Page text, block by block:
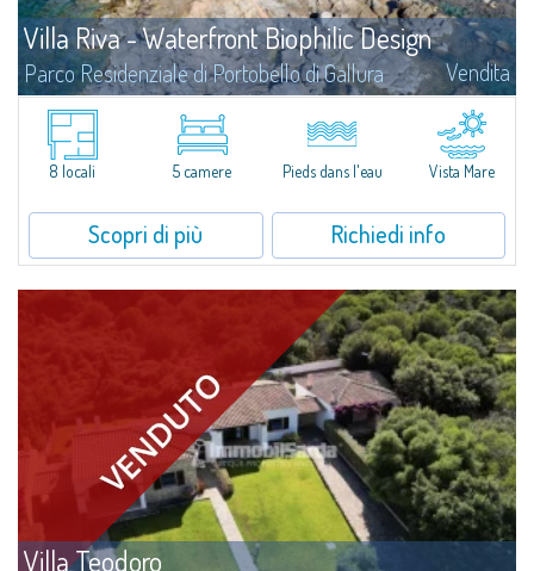
Villa Riva - Waterfront Biophilic Design
Parco Residenziale di Portobello di Gallura Vendita
La villa Villa Riva rappresenta un unicum nel suo genere grazie
alla posizione waterfront del lotto confinante mare su due fronti su cui
sorge (circa 1959 mq), che regala infatti la sensazione di...
8 locali 5 camere Pieds dans l'eau Vista Mare
Scopri di più Richiedi info
Villa Teodoro